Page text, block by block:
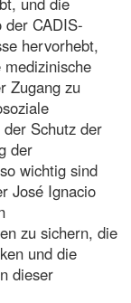
der CADIS-
hervorhebt,
Zugang zu
Schutz der
der
wichtig sind
José Ignacio
zu sichern, die
und die
dieser